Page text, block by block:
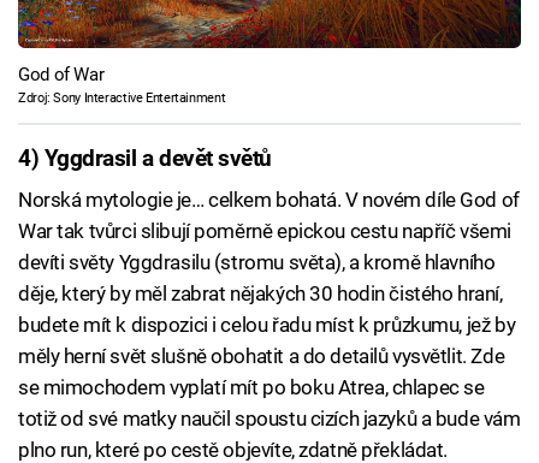
God of War
Zdroj: Sony Interactive Entertainment
4) Yggdrasil a devět světů
Norská mytologie je… celkem bohatá. V novém díle God of
War tak tvůrci slibují poměrně epickou cestu napříč všemi
devíti světy Yggdrasilu (stromu světa), a kromě hlavního
děje, který by měl zabrat nějakých 30 hodin čistého hraní,
budete mít k dispozici i celou řadu míst k průzkumu, jež by
měly herní svět slušně obohatit a do detailů vysvětlit. Zde
se mimochodem vyplatí mít po boku Atrea, chlapec se
totiž od své matky naučil spoustu cizích jazyků a bude vám
plno run, které po cestě objevíte, zdatně překládat.